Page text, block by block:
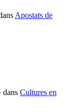
Apostats de
dans Cultures en